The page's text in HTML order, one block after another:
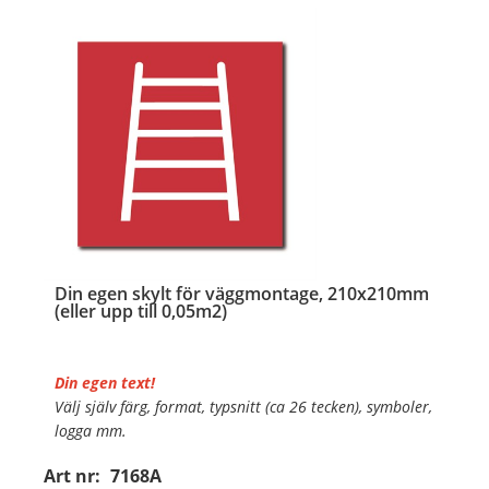
Din egen skylt för väggmontage, 210x210mm
(eller upp till 0,05m2)
Art nr: 7168A
Din egen text!
Välj själv färg, format, typsnitt (ca 26 tecken), symboler,
logga mm.
Material:Plan aluminium, 0,7mm (väggmontage)